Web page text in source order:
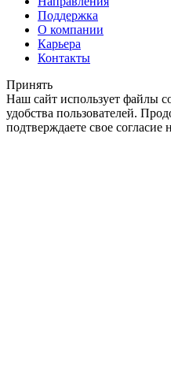
Поддержка
О компании
Карьера
Контакты
Принять
Наш сайт использует файлы
удобства пользователей.
подтверждаете свое согласие